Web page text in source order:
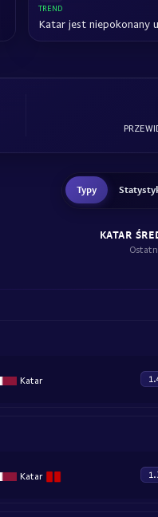
TREND
Katar jest niepokonany
Typy
KATAR
Katar
Katar